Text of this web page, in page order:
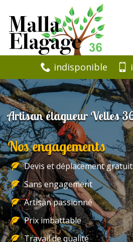
indisponible
Artisan élagueur Velles
Nos engagements
Devis et déplacement
Sans engagement
Artisan passionné
Prix imbattable
Travail de qualité